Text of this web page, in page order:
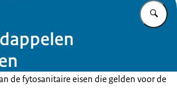
de fytosanitaire eisen die gelden voor de